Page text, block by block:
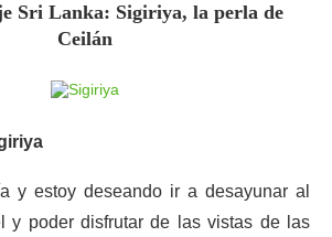
Sri Lanka: Sigiriya, la perla de
Ceilán
y estoy deseando ir a desayunar al
y poder disfrutar de las vistas de las